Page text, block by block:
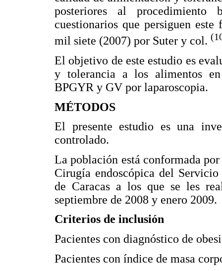
posteriores al
cuestionarios que persiguen
mil siete (2007) por Suter y col.
El objetivo de este estudio es
y tolerancia a los alimentos en
BPGYR y GV por laparoscopia.
MÉTODOS
El presente estudio es una
controlado.
La población está conformada
Cirugía endoscópica del
de Caracas a los que se les
septiembre de 2008 y enero 2009.
Criterios de inclusión
Pacientes con diagnóstico de
Pacientes con índice de masa